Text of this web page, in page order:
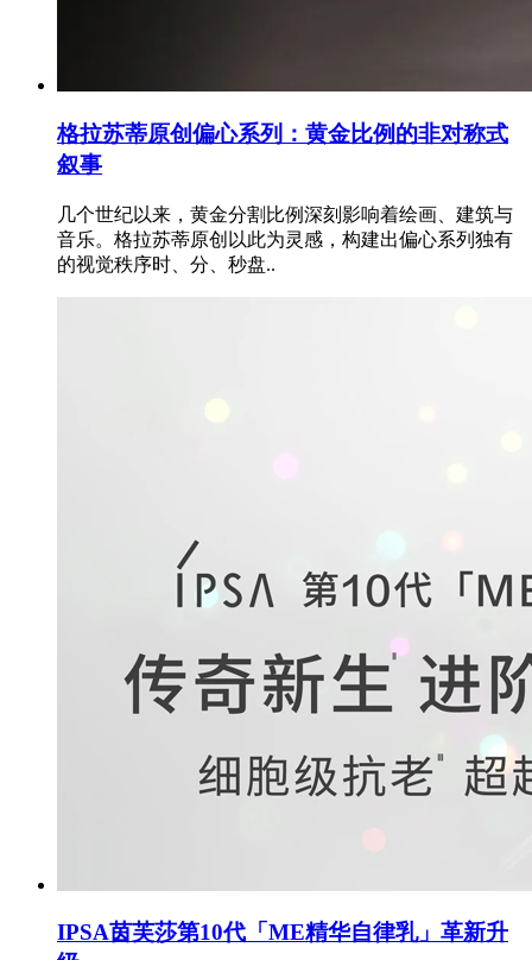
格拉苏蒂原创偏心系列：黄金比例的非对称式
叙事
几个世纪以来，黄金分割比例深刻影响着绘画、建筑与
音乐。格拉苏蒂原创以此为灵感，构建出偏心系列独有
的视觉秩序时、分、秒盘..
IPSA茵芙莎第10代「ME精华自律乳」革新升